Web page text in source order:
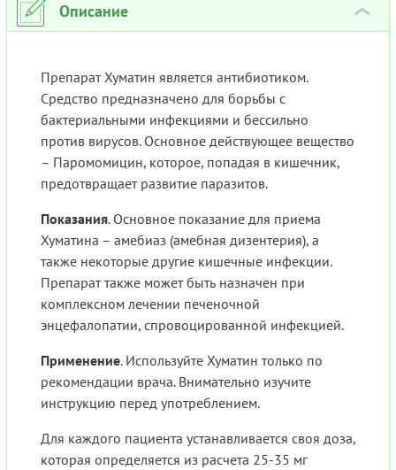
Описание ›
Препарат Хуматин является антибиотиком.
Средство предназначено для борьбы с
бактериальными инфекциями и бессильно
против вирусов. Основное действующее вещество
– Паромомицин, которое, попадая в кишечник,
предотвращает развитие паразитов.
Показания. Основное показание для приема
Хуматина – амебиаз (амебная дизентерия), а
также некоторые другие кишечные инфекции.
Препарат также может быть назначен при
комплексном лечении печеночной
энцефалопатии, спровоцированной инфекцией.
Применение. Используйте Хуматин только по
рекомендации врача. Внимательно изучите
инструкцию перед употреблением.
Для каждого пациента устанавливается своя доза,
которая определяется из расчета 25-35 мг